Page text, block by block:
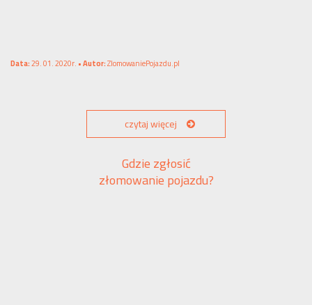
Data:29. 01. 2020r. •Autor:ZlomowaniePojazdu.pl
czytaj więcej
Gdzie zgłosić
złomowanie pojazdu?